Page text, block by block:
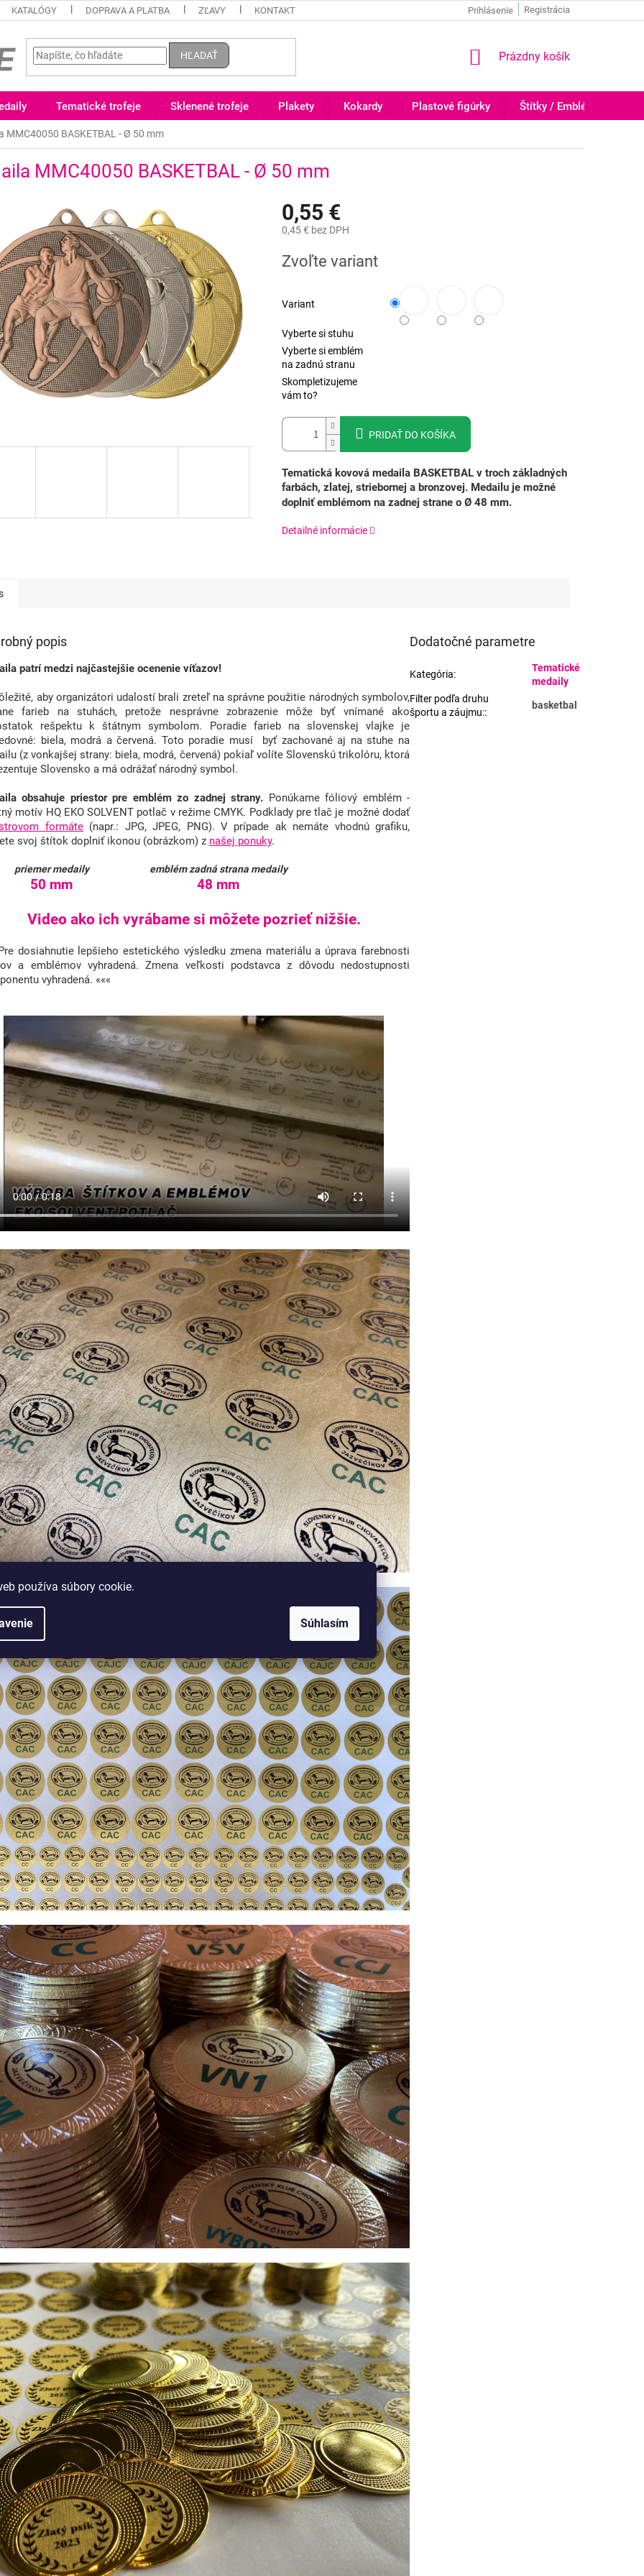
používa súbory cookie.
Súhlasím
KATALÓGY DOPRAVA A PLATBA ZĽAVY KONTAKT Registrácia
Prihlásenie
HĽADAŤ
NÁKUPNÝ
Prázdny košík
Tematické trofeje Sklenené trofeje Plakety Kokardy Plastové figúrky Štítky / Emblémy
MMC40050 BASKETBAL - Ø 50 mm
MMC40050 BASKETBAL - Ø 50 mm
0,55 €
0,45 € bez DPH
cena:
Zvoľte variant
Variant
Vyberte si stuhu
Vyberte si emblém
na zadnú stranu
Skompletizujeme
vám to?
PRIDAŤ DO KOŠÍKA
Tematická kovová medaila BASKETBAL v troch základných
farbách, zlatej, striebornej a bronzovej. Medailu je možné
doplniť emblémom na zadnej strane o Ø 48 mm.
Detailné informácie
popis
patrí medzi najčastejšie ocenenie víťazov!
aby organizátori udalostí brali zreteľ na správne použitie národných symbolov,
farieb na stuhách, pretože nesprávne zobrazenie môže byť vnímané ako
rešpektu k štátnym symbolom. Poradie farieb na slovenskej vlajke je
biela, modrá a červená. Toto poradie musí byť zachované aj na stuhe na
(z vonkajšej strany: biela, modrá, červená) pokiaľ volíte Slovenskú trikolóru, ktorá
Slovensko a má odrážať národný symbol.
obsahuje priestor pre emblém zo zadnej strany. Ponúkame fóliový emblém -
motív HQ EKO SOLVENT potlač v režime CMYK. Podklady pre tlač je možné dodať
formáte(napr.: JPG, JPEG, PNG). V prípade ak nemáte vhodnú grafiku,
svoj štítok doplniť ikonou (obrázkom) z našej ponuky.
priemer medaily emblém zadná strana medaily
50 mm 48 mm
Video ako ich vyrábame si môžete pozrieť nižšie.
dosiahnutie lepšieho estetického výsledku zmena materiálu a úprava farebnosti
a emblémov vyhradená. Zmena veľkosti podstavca z dôvodu nedostupnosti
vyhradená. «««
Dodatočné parametre
Kategória:
Tematické
medaily
Filter podľa druhu
športu a záujmu::
basketbal